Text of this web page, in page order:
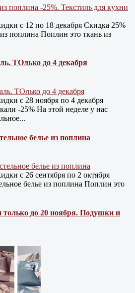
с 12 по 18 декабря Скидка 25%
поплина Поплин это ткань из
ТОлько до 4 декабря
с 28 ноября по 4 декабря
-25% На этой неделе у нас
белье из поплина
с 26 сентября по 2 октября
белье из поплина Поплин это
до 20 ноября. Подушки и